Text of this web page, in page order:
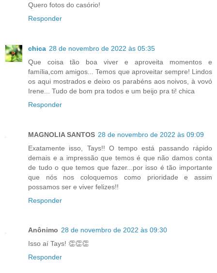
Quero fotos do casório!
Responder
chica 28 de novembro de 2022 às 05:35
Que coisa tão boa viver e aproveita momentos e
família,com amigos... Temos que aproveitar sempre! Lindos
os aqui mostrados e deixo os parabéns aos noivos, à vovó
Irene... Tudo de bom pra todos e um beijo pra ti! chica
Responder
MAGNOLIA SANTOS 28 de novembro de 2022 às 09:09
Exatamente isso, Tays!! O tempo está passando rápido
demais e a impressão que temos é que não damos conta
de tudo o que temos que fazer...por isso é tão importante
que nós nos coloquemos como prioridade e assim
possamos ser e viver felizes!!
Responder
Anônimo 28 de novembro de 2022 às 09:30
Isso aí Tays! 👏👏👏
Responder